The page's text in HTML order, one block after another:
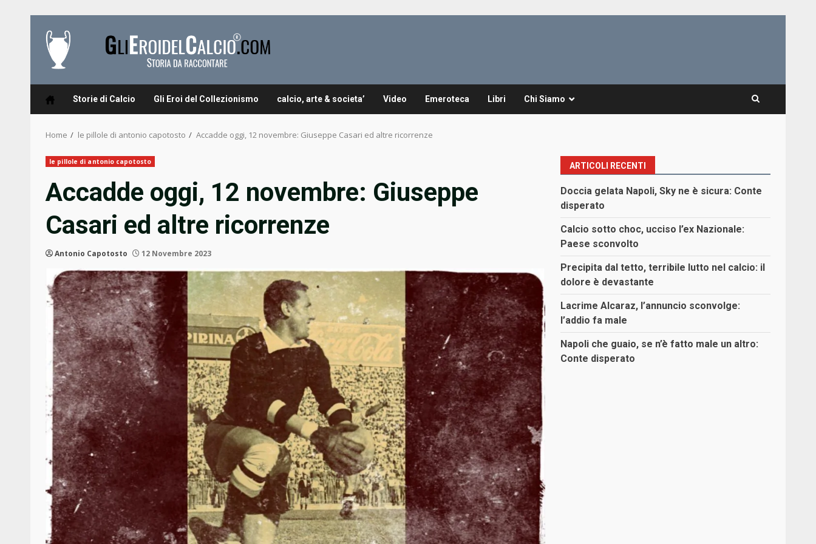
content
Storie di Calcio Gli Eroi del Collezionismo calcio, arte & societa’ Video Emeroteca Libri Chi Siamo
Home le pillole di antonio capotosto Accadde oggi, 12 novembre: Giuseppe Casari ed altre ricorrenze
le pillole di antonio capotosto
Accadde oggi, 12 novembre: Giuseppe
Casari ed altre ricorrenze
Antonio Capotosto 12 Novembre 2023
ARTICOLI RECENTI
Doccia gelata Napoli, Sky ne è sicura: Conte
disperato
Calcio sotto choc, ucciso l’ex Nazionale:
Paese sconvolto
Precipita dal tetto, terribile lutto nel calcio: il
dolore è devastante
Lacrime Alcaraz, l’annuncio sconvolge:
l’addio fa male
Napoli che guaio, se n’è fatto male un altro:
Conte disperato